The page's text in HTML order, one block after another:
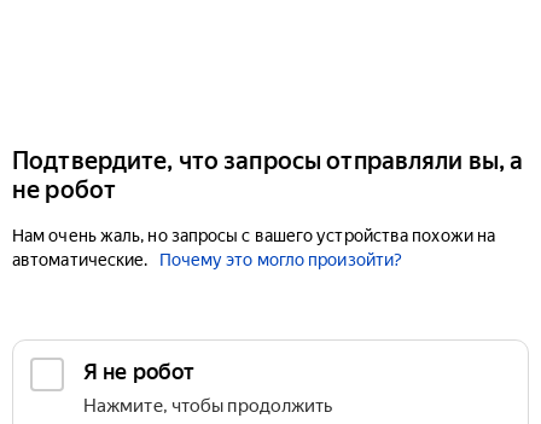
Подтвердите, что запросы отправляли вы, а
не робот
Нам очень жаль, но запросы с вашего устройства похожи на
автоматические.
Почему это могло произойти?